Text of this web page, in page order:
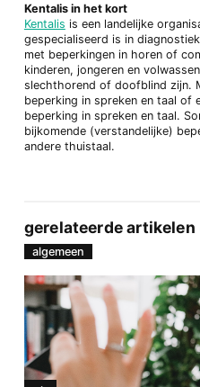
Kentalis in het kort
Kentalis is een landelijke
gespecialiseerd is in
met beperkingen in horen of
kinderen, jongeren en
slechthorend of doofblind zijn.
beperking in spreken en taal of
beperking in spreken en taal.
bijkomende (verstandelijke)
andere thuistaal.
gerelateerde artikelen
algemeen